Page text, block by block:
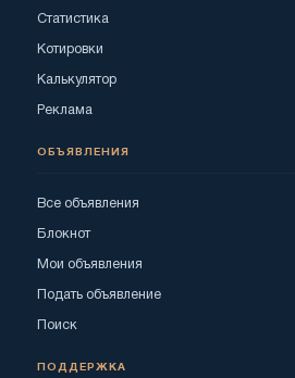
Статистика
Котировки
Калькулятор
Реклама
ОБЪЯВЛЕНИЯ
Все объявления
Блокнот
Мои объявления
Подать объявление
Поиск
ПОДДЕРЖКА